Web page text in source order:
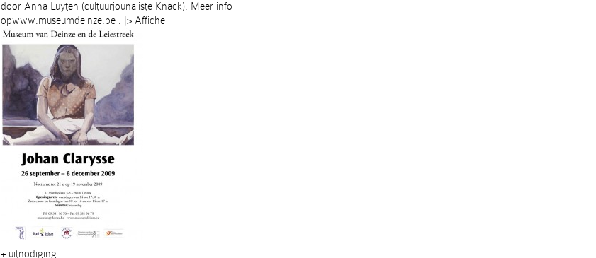
door Anna Luyten (cultuurjounaliste Knack). Meer info
opwww.museumdeinze.be . |> Affiche
+ uitnodiging